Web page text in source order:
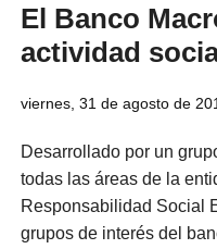
El Banco
actividad
viernes, 31 de agosto de
Desarrollado por un
todas las áreas de la
Responsabilidad Social
grupos de interés del